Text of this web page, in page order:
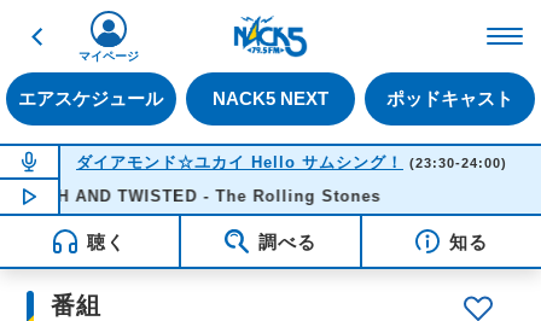
戻る
エアスケジュール NACK5 NEXT ポッドキャスト
マイページ
NOW ON AIR
ダイアモンド☆ユカイ Hello サムシング！ (23:30-24:00)
NOW PLAYING 23:32
AND TWISTED - The Rolling Stones
聴く 調べる 知る
番組